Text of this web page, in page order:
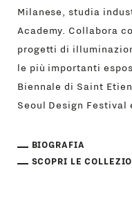
Milanese, studia
Academy. Collabora
progetti di
le più importanti
Biennale di Saint
Seoul Design Festival
BIOGRAFIA
SCOPRI LE